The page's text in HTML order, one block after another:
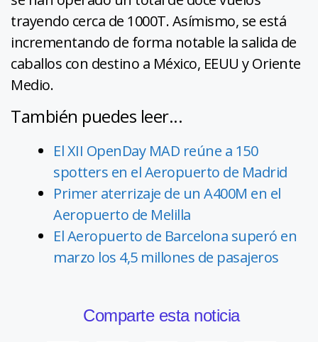
trayendo cerca de 1000T. Asímismo, se está
incrementando de forma notable la salida de
caballos con destino a México, EEUU y Oriente
Medio.
También puedes leer...
El XII OpenDay MAD reúne a 150
spotters en el Aeropuerto de Madrid
Primer aterrizaje de un A400M en el
Aeropuerto de Melilla
El Aeropuerto de Barcelona superó en
marzo los 4,5 millones de pasajeros
Comparte esta noticia